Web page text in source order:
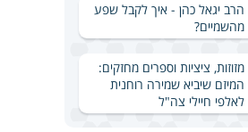
הרב יגאל כהן - איך לקבל שפע
מהשמיים?
מזוזות, ציציות וספרים מחזקים:
המיזם שיביא שמירה רוחנית
לאלפי חיילי צה"ל